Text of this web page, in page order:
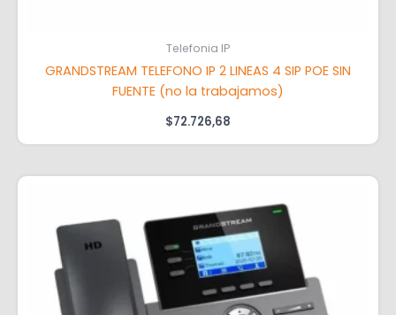
Telefonia IP
GRANDSTREAM TELEFONO IP 2 LINEAS 4 SIP POE SIN
FUENTE (no la trabajamos)
$72.726,68